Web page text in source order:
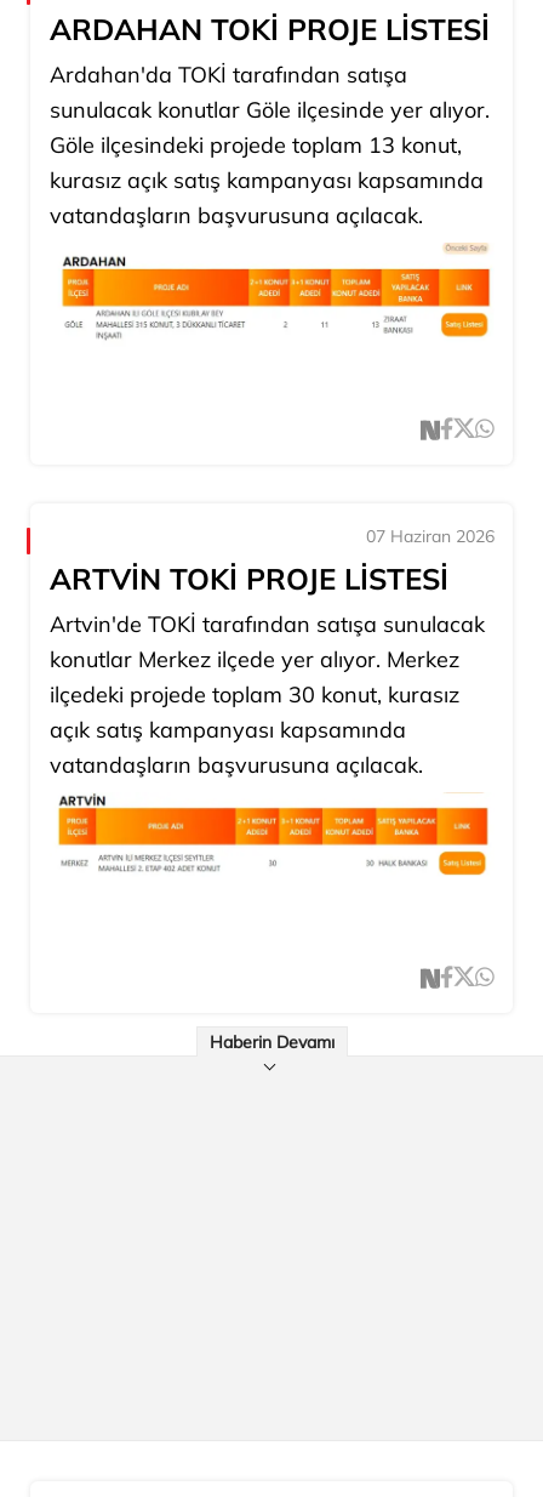
ARDAHAN TOKİ PROJE LİSTESİ
Ardahan'da TOKİ tarafından satışa
sunulacak konutlar Göle ilçesinde yer alıyor.
Göle ilçesindeki projede toplam 13 konut,
kurasız açık satış kampanyası kapsamında
vatandaşların başvurusuna açılacak.
07 Haziran 2026
ARTVİN TOKİ PROJE LİSTESİ
Artvin'de TOKİ tarafından satışa sunulacak
konutlar Merkez ilçede yer alıyor. Merkez
ilçedeki projede toplam 30 konut, kurasız
açık satış kampanyası kapsamında
vatandaşların başvurusuna açılacak.
Haberin Devamı